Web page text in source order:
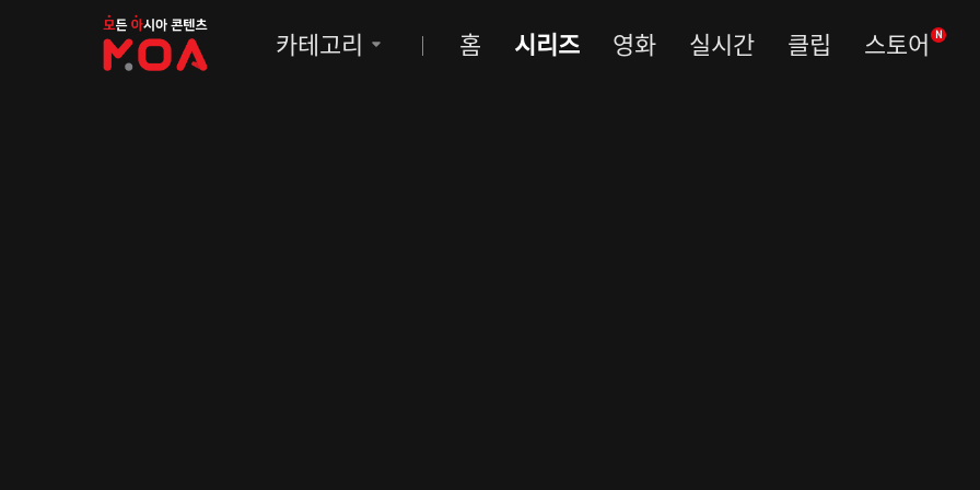
MOA
카테고리 홈 시리즈 영화 실시간 클립 스토어 N